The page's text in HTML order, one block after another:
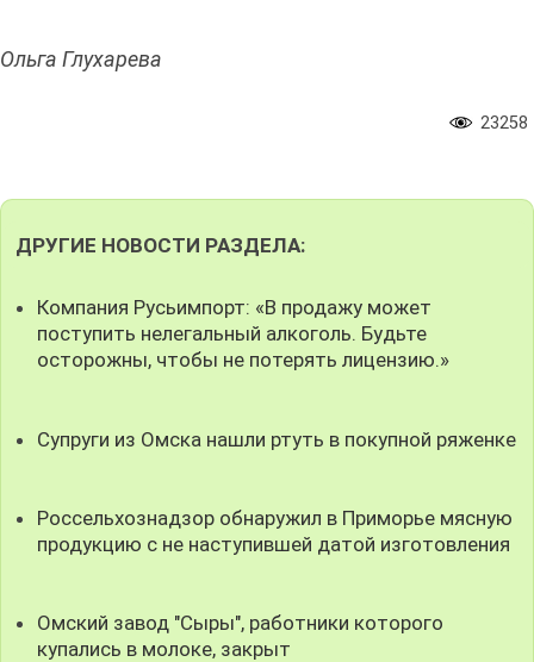
Ольга Глухарева
23258
ДРУГИЕ НОВОСТИ РАЗДЕЛА:
Компания Русьимпорт: «В продажу может
поступить нелегальный алкоголь. Будьте
осторожны, чтобы не потерять лицензию.»
Супруги из Омска нашли ртуть в покупной ряженке
Россельхознадзор обнаружил в Приморье мясную
продукцию с не наступившей датой изготовления
Омский завод "Сыры", работники которого
купались в молоке, закрыт